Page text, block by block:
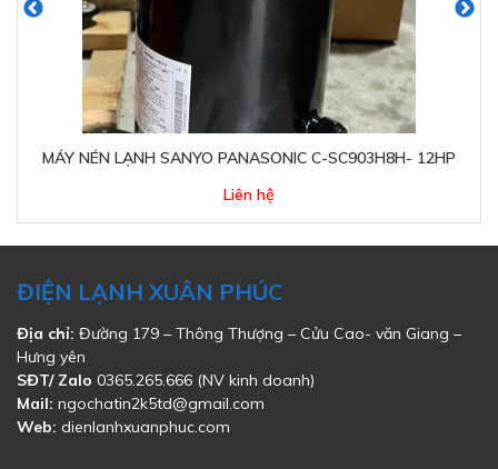
MÁY NÉN LẠNH SANYO PANASONIC C-SC903H8H- 12HP
Liên hệ
ĐIỆN LẠNH XUÂN PHÚC
Địa chỉ: Đường 179 – Thông Thượng – Cửu Cao- văn Giang –
Hưng yên
SĐT/ Zalo 0365.265.666 (NV kinh doanh)
Mail: ngochatin2k5td@gmail.com
Web: dienlanhxuanphuc.com